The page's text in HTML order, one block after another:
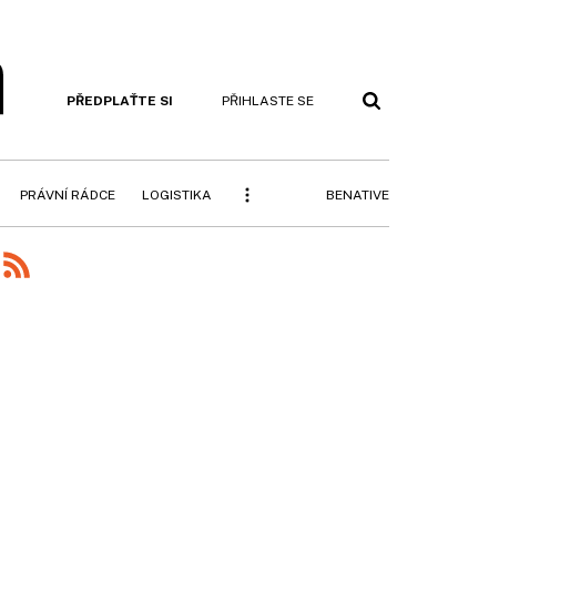
PŘEDPLAŤTE SI PŘIHLASTE SE
PRÁVNÍ RÁDCE LOGISTIKA BENATIVE